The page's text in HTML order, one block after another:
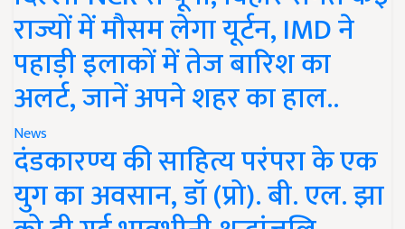
राज्यों में मौसम लेगा यूर्टन, IMD ने
पहाड़ी इलाकों में तेज बारिश का
अलर्ट, जानें अपने शहर का हाल..
News
दंडकारण्य की साहित्य परंपरा के एक
युग का अवसान, डॉ (प्रो). बी. एल. झा